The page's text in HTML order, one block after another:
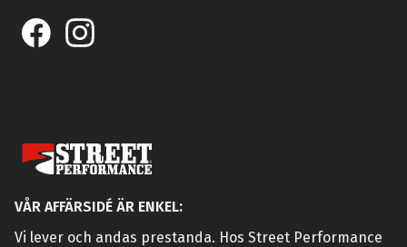
VÅR AFFÄRSIDÉ ÄR ENKEL:
Vi lever och andas prestanda. Hos Street Performance